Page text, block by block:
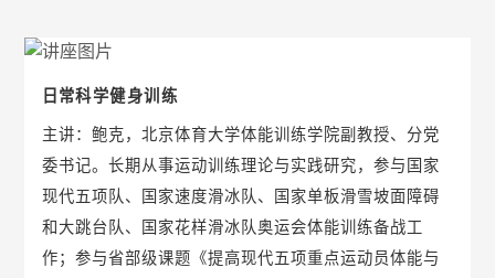
日常科学健身训练
主讲：鲍克，北京体育大学体能训练学院副教授、分党
委书记。长期从事运动训练理论与实践研究，参与国家
现代五项队、国家速度滑冰队、国家单板滑雪坡面障碍
和大跳台队、国家花样滑冰队奥运会体能训练备战工
作；参与省部级课题《提高现代五项重点运动员体能与